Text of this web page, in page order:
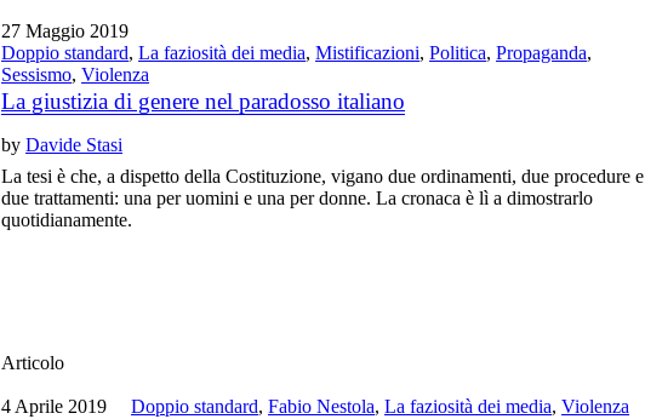
27 Maggio 2019
Doppio standard,La faziosità dei media,Mistificazioni,Politica,Propaganda,
Sessismo,Violenza
La giustizia di genere nel paradosso italiano
byDavide Stasi
La tesi è che, a dispetto della Costituzione, vigano due ordinamenti, due procedure e
due trattamenti: una per uomini e una per donne. La cronaca è lì a dimostrarlo
quotidianamente.
Articolo
4 Aprile 2019 Doppio standard,Fabio Nestola,La faziosità dei media,Violenza